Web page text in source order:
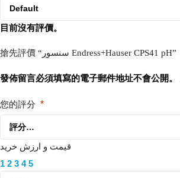
目前沒有評價。
搶先評價 “سنسور Endress+Hauser CPS41 pH”
發佈留言必須填寫的電子郵件地址不會公開。
您的評分 *
قیمت و ارزش خرید
1 2 3 4 5